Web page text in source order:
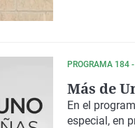
PROGRAMA 184
Más de
En el
especial, en